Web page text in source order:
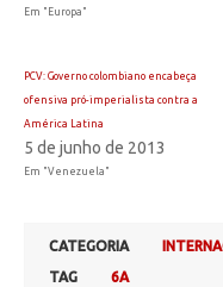
Em "Europa"
PCV: Governo colombiano encabeça
ofensiva pró-imperialista contra a
América Latina
5 de junho de 2013
Em "Venezuela"
CATEGORIA
TAG
6A